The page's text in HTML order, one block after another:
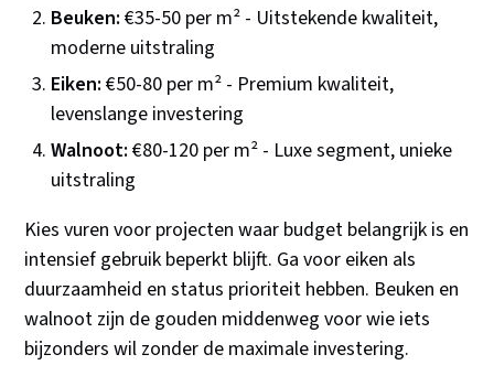
Beuken: €35-50 per m² - Uitstekende kwaliteit,
moderne uitstraling
Eiken: €50-80 per m² - Premium kwaliteit,
levenslange investering
Walnoot: €80-120 per m² - Luxe segment, unieke
uitstraling
Kies vuren voor projecten waar budget belangrijk is en
intensief gebruik beperkt blijft. Ga voor eiken als
duurzaamheid en status prioriteit hebben. Beuken en
walnoot zijn de gouden middenweg voor wie iets
bijzonders wil zonder de maximale investering.